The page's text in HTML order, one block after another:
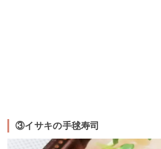
③イサキの手毬寿司